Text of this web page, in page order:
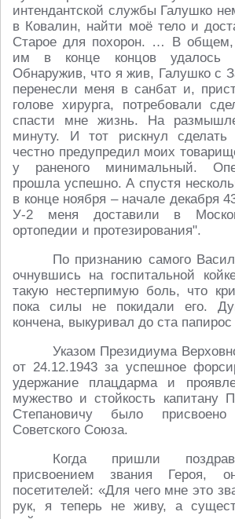
интендантской службы Галушко
в Ковалин, найти моё тело и
Старое для похорон. … В
им в конце концов удалось
Обнаружив, что я жив, Галушко с
перенесли меня в санбат и,
голове хирурга, потребовали
спасти мне жизнь. На
минуту. И тот рискнул сделать
честно предупредил моих
у раненого минимальный.
прошла успешно. А спустя
в конце ноября – начале декабря
У-2 меня доставили в
ортопедии и протезирования".
По признанию самого
очнувшись на госпитальной
такую нестерпимую боль, что
пока силы не покидали его.
кончена, выкуривал до ста
Указом Президиума
от 24.12.1943 за успешное
удержание плацдарма и
мужество и стойкость капитану
Степановичу было
Советского Союза.
Когда пришли
присвоением звания Героя,
посетителей: «Для чего мне это
рук, я теперь не живу, а